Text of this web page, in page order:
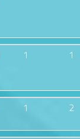
1 1
1 2